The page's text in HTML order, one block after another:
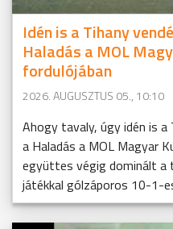
Idén is a Tihany
Haladás a MOL
fordulójában
2026. AUGUSZTUS 05., 10:10
Ahogy tavaly, úgy idén is
a Haladás a MOL Magyar
együttes végig dominált a
játékkal gólzáporos 10-1-